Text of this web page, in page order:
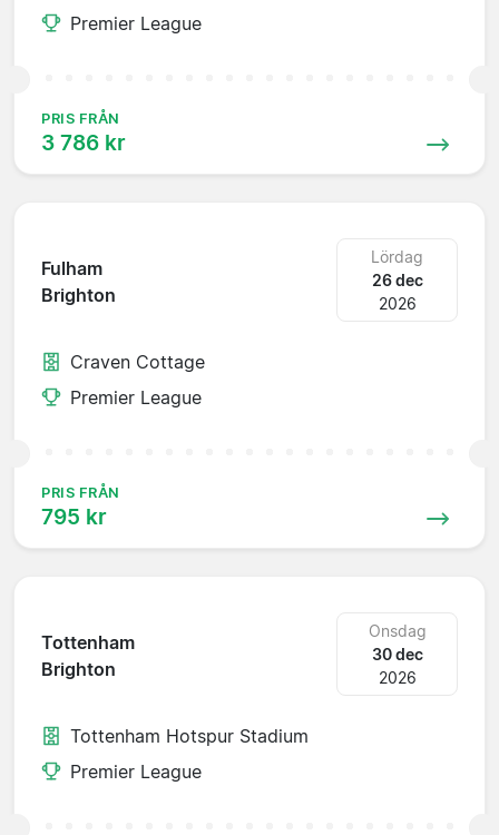
Premier League
PRIS FRÅN
3 786 kr
Fulham
Brighton
Lördag
26 dec
2026
Craven Cottage
Premier League
PRIS FRÅN
795 kr
Tottenham
Brighton
Onsdag
30 dec
2026
Tottenham Hotspur Stadium
Premier League